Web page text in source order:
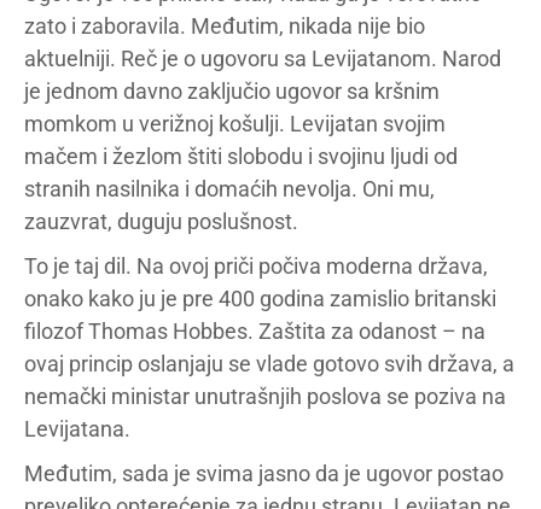
zato i zaboravila. Međutim, nikada nije bio
aktuelniji. Reč je o ugovoru sa Levijatanom. Narod
je jednom davno zaključio ugovor sa kršnim
momkom u verižnoj košulji. Levijatan svojim
mačem i žezlom štiti slobodu i svojinu ljudi od
stranih nasilnika i domaćih nevolja. Oni mu,
zauzvrat, duguju poslušnost.
To je taj dil. Na ovoj priči počiva moderna država,
onako kako ju je pre 400 godina zamislio britanski
filozof Thomas Hobbes. Zaštita za odanost – na
ovaj princip oslanjaju se vlade gotovo svih država, a
nemački ministar unutrašnjih poslova se poziva na
Levijatana.
Međutim, sada je svima jasno da je ugovor postao